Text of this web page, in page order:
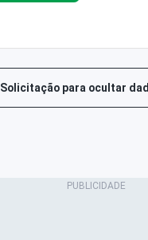
Solicitação para ocultar